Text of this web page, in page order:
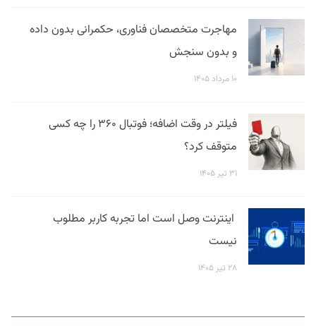
مهاجرت متخصصان فناوری، حکمرانی بدون داده
و بدون سنجش
۱۰ مرداد ۱۴۰۵
فیلتر در وقت اضافه؛ فوتبال ۳۶۰ را چه کسی
متوقف کرد؟
۳۱ تیر ۱۴۰۵
اینترنت وصل است اما تجربه کاربر مطلوب
نیست
۲۸ تیر ۱۴۰۵